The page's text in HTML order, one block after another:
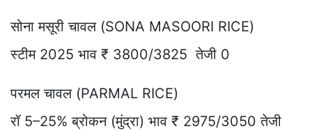
सोना मसूरी चावल (SONA MASOORI RICE)
स्टीम 2025 भाव ₹ 3800/3825 तेजी 0
परमल चावल (PARMAL RICE)
रॉ 5–25% ब्रोकन (मुंद्रा) भाव ₹ 2975/3050 तेजी